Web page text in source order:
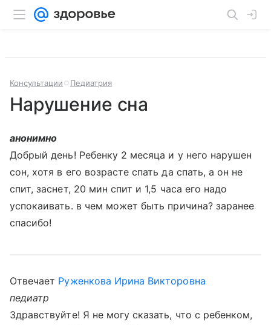
Консультации Педиатрия
Нарушение сна
анонимно
Добрый день! Ребенку 2 месяца и у него нарушен
сон, хотя в его возрасте спать да спать, а он не
спит, заснет, 20 мин спит и 1,5 часа его надо
успокаивать. в чем может быть причина? заранее
спасибо!
Отвечает Руженкова Ирина Викторовна
педиатр
Здравствуйте! Я не могу сказать, что с ребенком,